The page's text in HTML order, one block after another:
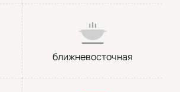
ближневосточная